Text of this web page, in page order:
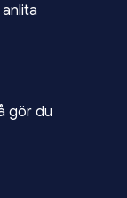
gör du